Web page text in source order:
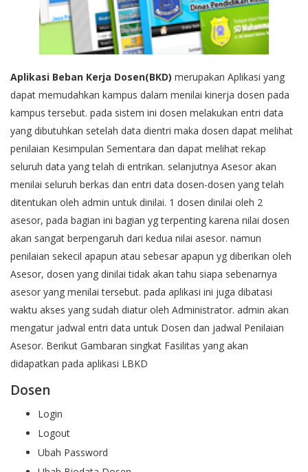
Aplikasi Beban Kerja Dosen(BKD) merupakan Aplikasi yang
dapat memudahkan kampus dalam menilai kinerja dosen pada
kampus tersebut. pada sistem ini dosen melakukan entri data
yang dibutuhkan setelah data dientri maka dosen dapat melihat
penilaian Kesimpulan Sementara dan dapat melihat rekap
seluruh data yang telah di entrikan. selanjutnya Asesor akan
menilai seluruh berkas dan entri data dosen-dosen yang telah
ditentukan oleh admin untuk dinilai. 1 dosen dinilai oleh 2
asesor, pada bagian ini bagian yg terpenting karena nilai dosen
akan sangat berpengaruh dari kedua nilai asesor. namun
penilaian sekecil apapun atau sebesar apapun yg diberikan oleh
Asesor, dosen yang dinilai tidak akan tahu siapa sebenarnya
asesor yang menilai tersebut. pada aplikasi ini juga dibatasi
waktu akses yang sudah diatur oleh Administrator. admin akan
mengatur jadwal entri data untuk Dosen dan jadwal Penilaian
Asesor. Berikut Gambaran singkat Fasilitas yang akan
didapatkan pada aplikasi LBKD
Dosen
Login
Logout
Ubah Password